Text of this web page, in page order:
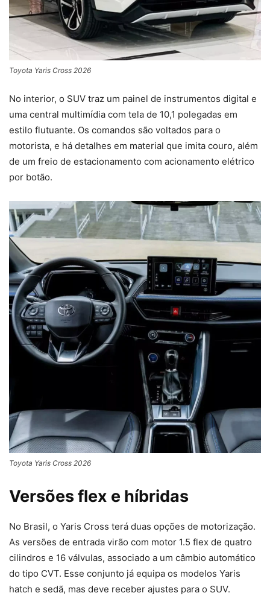
Toyota Yaris Cross 2026
No interior, o SUV traz um painel de instrumentos digital e
uma central multimídia com tela de 10,1 polegadas em
estilo flutuante. Os comandos são voltados para o
motorista, e há detalhes em material que imita couro, além
de um freio de estacionamento com acionamento elétrico
por botão.
Toyota Yaris Cross 2026
Versões flex e híbridas
No Brasil, o Yaris Cross terá duas opções de motorização.
As versões de entrada virão com motor 1.5 flex de quatro
cilindros e 16 válvulas, associado a um câmbio automático
do tipo CVT. Esse conjunto já equipa os modelos Yaris
hatch e sedã, mas deve receber ajustes para o SUV.